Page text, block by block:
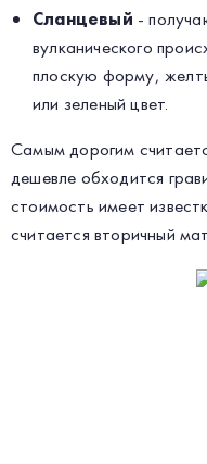
Сланцевый -
вулканического
плоскую форму,
или зеленый цвет.
Самым дорогим
дешевле обходится
стоимость имеет
считается вторичный